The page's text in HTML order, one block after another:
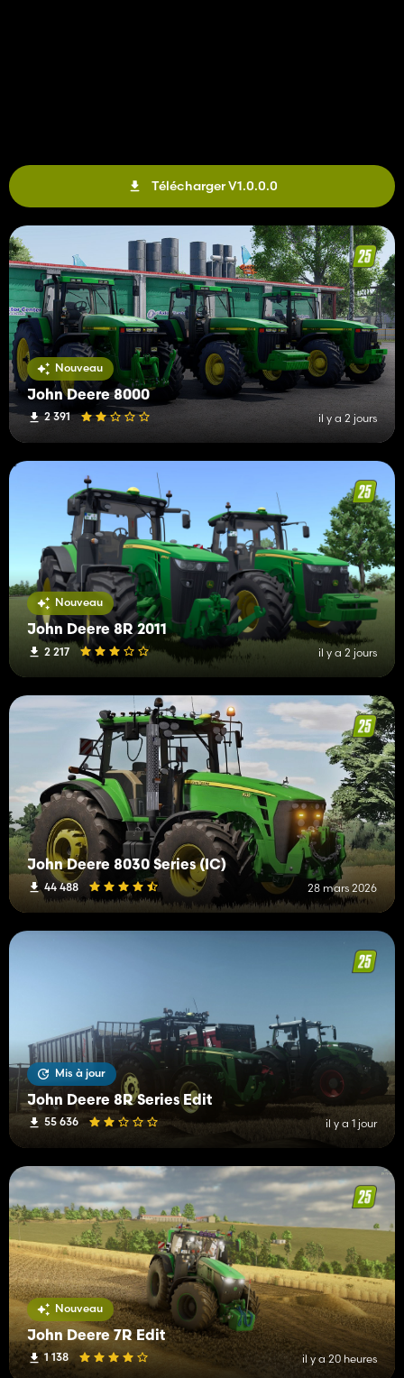
Télécharger V1.0.0.0
Nouveau
John Deere 8000
2 391 il y a 2 jours
Nouveau
John Deere 8R 2011
2 217 il y a 2 jours
John Deere 8030 Series (IC)
44 488 28 mars 2026
Mis à jour
John Deere 8R Series Edit
55 636 il y a 1 jour
Nouveau
John Deere 7R Edit
1 138 il y a 20 heures